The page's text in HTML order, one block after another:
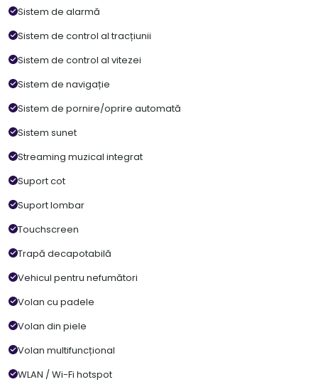
Sistem de alarmă
Sistem de control al tracțiunii
Sistem de control al vitezei
Sistem de navigație
Sistem de pornire/oprire automată
Sistem sunet
Streaming muzical integrat
Suport cot
Suport lombar
Touchscreen
Trapă decapotabilă
Vehicul pentru nefumători
Volan cu padele
Volan din piele
Volan multifuncțional
WLAN / Wi-Fi hotspot